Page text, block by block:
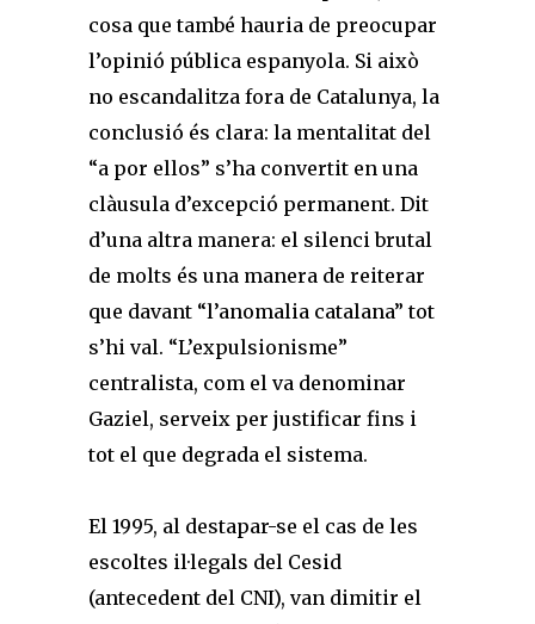
cosa que també hauria de preocupar
l’opinió pública espanyola. Si això
no escandalitza fora de Catalunya, la
conclusió és clara: la mentalitat del
“a por ellos” s’ha convertit en una
clàusula d’excepció permanent. Dit
d’una altra manera: el silenci brutal
de molts és una manera de reiterar
que davant “l’anomalia catalana” tot
s’hi val. “L’expulsionisme”
centralista, com el va denominar
Gaziel, serveix per justificar fins i
tot el que degrada el sistema.
El 1995, al destapar-se el cas de les
escoltes il·legals del Cesid
(antecedent del CNI), van dimitir el